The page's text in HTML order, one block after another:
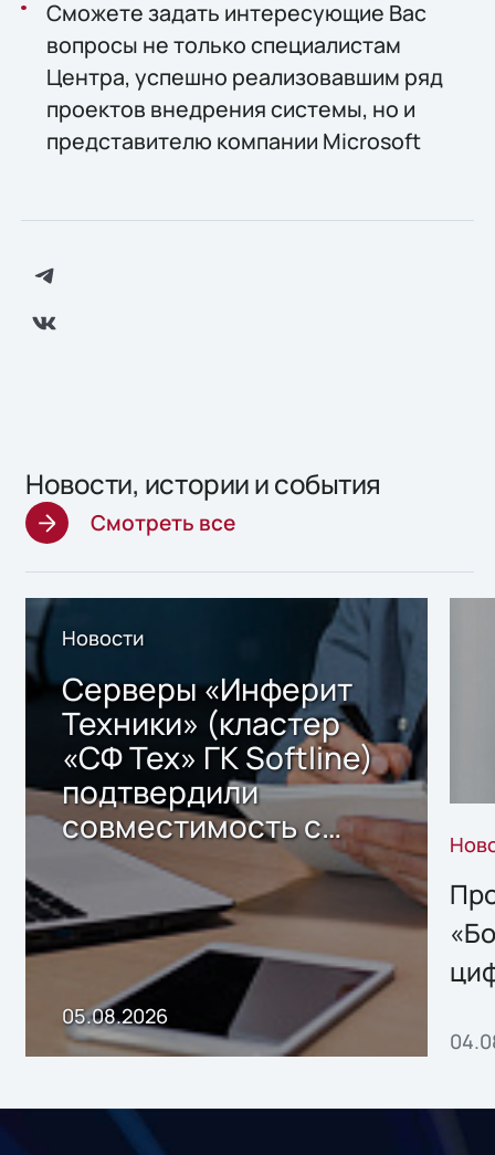
Сможете задать интересующие Вас
вопросы не только специалистам
Центра, успешно реализовавшим ряд
проектов внедрения системы, но и
представителю компании Microsoft
Новости, истории и события
Смотреть все
Новости
Серверы «Инферит
Техники» (кластер
«СФ Тех» ГК Softline)
подтвердили
совместимость с
решением Sharx
Storage 2.x для
хранения данных
05.08.2026